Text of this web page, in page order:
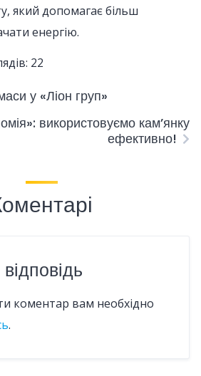
який допомагає більш
енергію.
22
у «Ліон груп»
використовуємо кам’янку
ефективно!
коментар вам необхідно
.